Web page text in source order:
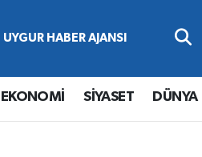
EKONOMİ SİYASET DÜNYA